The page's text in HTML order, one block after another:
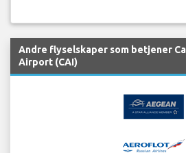
Andre flyselskaper som betjener
Airport (CAI)